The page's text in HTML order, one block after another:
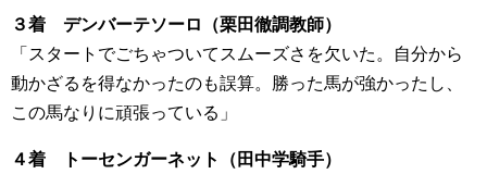
３着 デンバーテソーロ（栗田徹調教師）
「スタートでごちゃついてスムーズさを欠いた。自分から
動かざるを得なかったのも誤算。勝った馬が強かったし、
この馬なりに頑張っている」
４着 トーセンガーネット（田中学騎手）